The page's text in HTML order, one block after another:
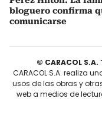
bloguero confirma
comunicarse
© CARACOL
CARACOL S.A. realiza
usos de las obras y
web a medios de